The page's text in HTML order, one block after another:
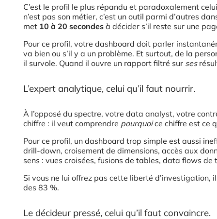
C’est le profil le plus répandu et paradoxalement
n’est pas son métier, c’est un outil parmi d’autres
met 10 à 20 secondes à décider s’il reste sur une
Pour ce profil, votre dashboard doit parler
va bien ou s’il y a un problème. Et surtout, de la
il survole. Quand il ouvre un rapport filtré sur ses
L’expert analytique, celui qu’il faut nourrir.
À l’opposé du spectre, votre data analyst, votre
chiffre : il veut comprendre pourquoice chiffre est ce
Pour ce profil, un dashboard trop simple est aussi
drill-down, croisement de dimensions, accès aux
sens : vues croisées, fusions de tables, data flows
Si vous ne lui offrez pas cette liberté
des 83 %.
Le décideur pressé, celui qu’il faut convaincre.